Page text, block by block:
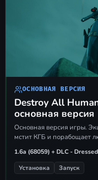
аккаунтом.
помощью
Как играть по
Создание
отправьте
товарищу,
Steam
ОСНОВНАЯ ВЕРСИЯ
Destroy All
основная версия
Основная версия игры.
мстит КГБ и порабощает
1.6a (68059) + DLC -
Установка
Запуск